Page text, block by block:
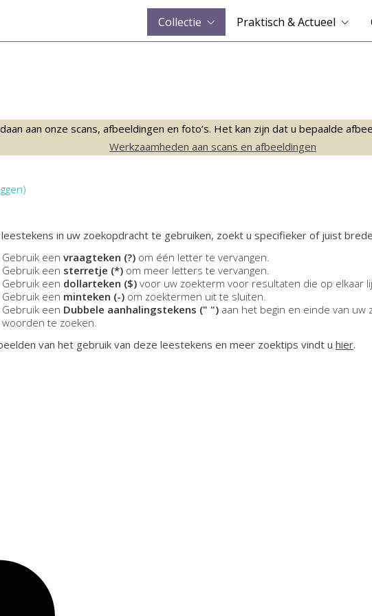
Collectie Praktisch & Actueel
aan onze scans, afbeeldingen en foto’s. Het kan zijn dat u bepaalde
Werkzaamheden aan scans en afbeeldingen
in uw zoekopdracht te gebruiken, zoekt u specifieker of juist
Gebruik een vraagteken (?) om één letter te vervangen.
Gebruik een sterretje (*) om meer letters te vervangen.
Gebruik een dollarteken ($) voor uw zoekterm voor resultaten die op elkaar
Gebruik een minteken (-) om zoektermen uit te sluiten.
Gebruik een Dubbele aanhalingstekens (" ") aan het begin en einde van uw
woorden te zoeken.
van het gebruik van deze leestekens en meer zoektips vindt u hier.